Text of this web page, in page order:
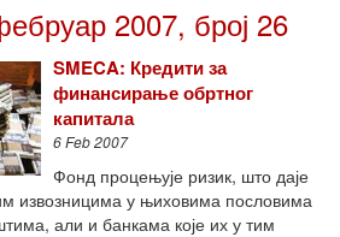
2007, број 26
SMECA: Кредити за
финансирање обртног
капитала
6 Feb 2007
Фонд процењује ризик, што даје
извозницима у њиховима пословима
али и банкама које их у тим